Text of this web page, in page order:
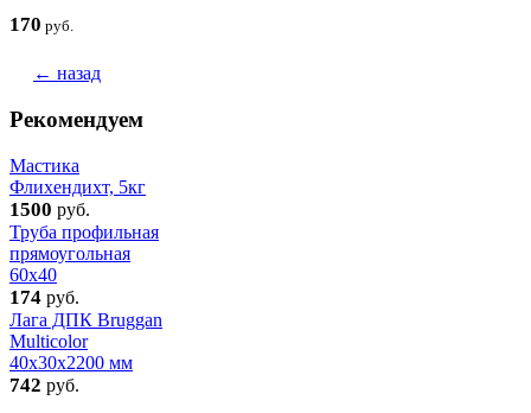
170 руб.
← назад
Рекомендуем
Мастика
Флихендихт, 5кг
1500 руб.
Труба профильная
прямоугольная
60x40
174 руб.
Лага ДПК Bruggan
Multicolor
40х30х2200 мм
742 руб.